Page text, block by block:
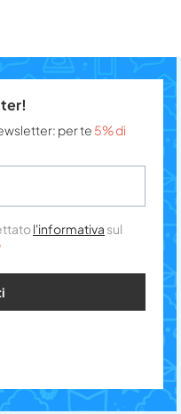
per te 5% di
l'informativa sul